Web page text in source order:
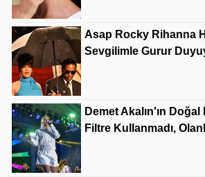
Asap Rocky Rihanna
Sevgilimle Gurur
Demet Akalın'ın
Filtre Kullanmadı,